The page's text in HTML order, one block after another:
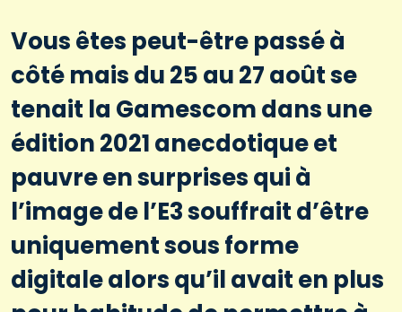
Vous êtes peut-être passé à
côté mais du 25 au 27 août se
tenait la Gamescom dans une
édition 2021 anecdotique et
pauvre en surprises qui à
l’image de l’E3 souffrait d’être
uniquement sous forme
digitale alors qu’il avait en plus